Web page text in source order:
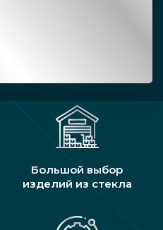
Большой выбор
изделий из стекла